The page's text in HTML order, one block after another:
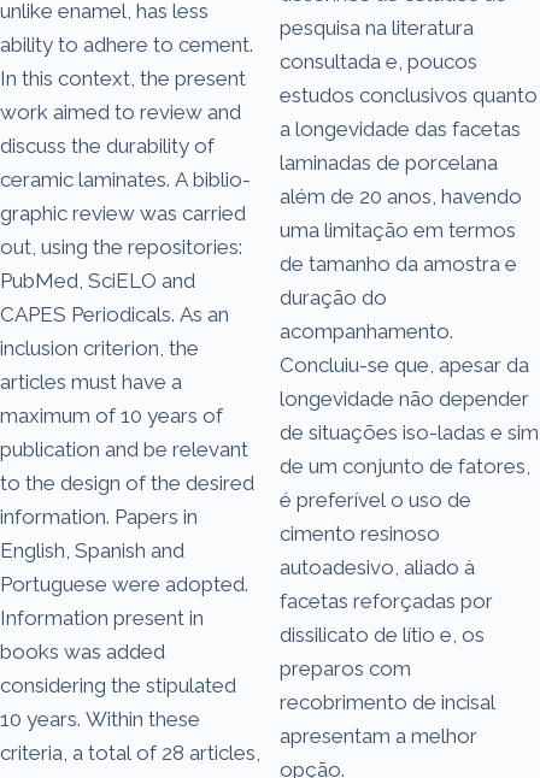
unlike enamel, has less
ability to adhere to cement.
In this context, the present
work aimed to review and
discuss the durability of
ceramic laminates. A biblio-
graphic review was carried
out, using the repositories:
PubMed, SciELO and
CAPES Periodicals. As an
inclusion criterion, the
articles must have a
maximum of 10 years of
publication and be relevant
to the design of the desired
information. Papers in
English, Spanish and
Portuguese were adopted.
Information present in
books was added
considering the stipulated
10 years. Within these
criteria, a total of 28 articles,
pesquisa na literatura
consultada e, poucos
estudos conclusivos quanto
a longevidade das facetas
laminadas de porcelana
além de 20 anos, havendo
uma limitação em termos
de tamanho da amostra e
duração do
acompanhamento.
Concluiu-se que, apesar da
longevidade não depender
de situações iso-ladas e sim
de um conjunto de fatores,
é preferível o uso de
cimento resinoso
autoadesivo, aliado à
facetas reforçadas por
dissilicato de lítio e, os
preparos com
recobrimento de incisal
apresentam a melhor
opção.